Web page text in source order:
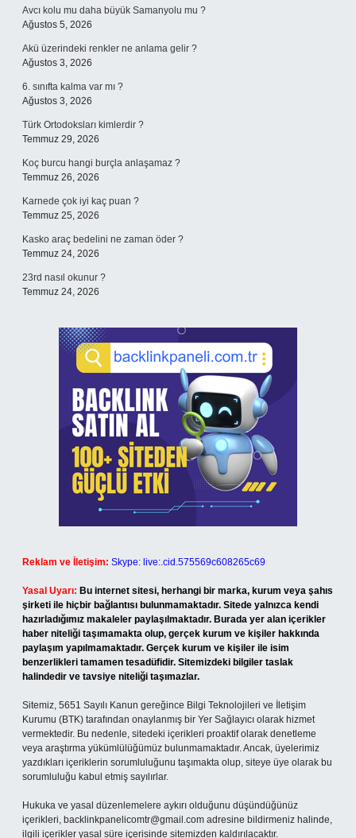
Avcı kolu mu daha büyük Samanyolu mu ?
Ağustos 5, 2026
Akü üzerindeki renkler ne anlama gelir ?
Ağustos 3, 2026
6. sınıfta kalma var mı ?
Ağustos 3, 2026
Türk Ortodoksları kimlerdir ?
Temmuz 29, 2026
Koç burcu hangi burçla anlaşamaz ?
Temmuz 26, 2026
Karnede çok iyi kaç puan ?
Temmuz 25, 2026
Kasko araç bedelini ne zaman öder ?
Temmuz 24, 2026
23rd nasıl okunur ?
Temmuz 24, 2026
Reklam ve İletişim: Skype: live:.cid.575569c608265c69
Yasal Uyarı: Bu internet sitesi, herhangi bir marka, kurum veya şahıs
şirketi ile hiçbir bağlantısı bulunmamaktadır. Sitede yalnızca kendi
hazırladığımız makaleler paylaşılmaktadır. Burada yer alan içerikler
haber niteliği taşımamakta olup, gerçek kurum ve kişiler hakkında
paylaşım yapılmamaktadır. Gerçek kurum ve kişiler ile isim
benzerlikleri tamamen tesadüfidir. Sitemizdeki bilgiler taslak
halindedir ve tavsiye niteliği taşımazlar.
Sitemiz, 5651 Sayılı Kanun gereğince Bilgi Teknolojileri ve İletişim
Kurumu (BTK) tarafından onaylanmış bir Yer Sağlayıcı olarak hizmet
vermektedir. Bu nedenle, sitedeki içerikleri proaktif olarak denetleme
veya araştırma yükümlülüğümüz bulunmamaktadır. Ancak, üyelerimiz
yazdıkları içeriklerin sorumluluğunu taşımakta olup, siteye üye olarak bu
sorumluluğu kabul etmiş sayılırlar.
Hukuka ve yasal düzenlemelere aykırı olduğunu düşündüğünüz
içerikleri, backlinkpanelicomtr@gmail.com adresine bildirmeniz halinde,
ilgili içerikler yasal süre içerisinde sitemizden kaldırılacaktır.